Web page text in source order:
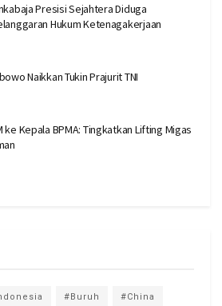
Presisi Sejahtera Diduga
Hukum Ketenagakerjaan
Naikkan Tukin Prajurit TNI
ke Kepala BPMA: Tingkatkan Lifting Migas
#Buruh #China